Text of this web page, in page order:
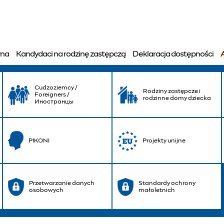
– wyjątkowy
Kandydaci na rodzinę zastępczą Deklaracja dostępności
Cudzoziemcy /
Foreigners /
Иностранцы
Rodziny zastępcze i
rodzinne domy dziecka
PIKONI Projekty unijne
Przetwarzanie danych
osobowych
Standardy ochrony
małoletnich